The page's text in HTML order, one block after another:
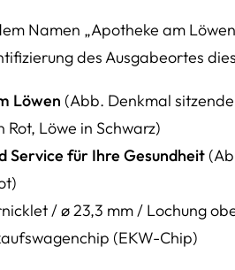
Namen „Apotheke am
des Ausgabeortes
Löwen (Abb. Denkmal
Rot, Löwe in Schwarz)
Service für Ihre Gesundheit
/ ø 23,3 mm / Lochung
(EKW-Chip)